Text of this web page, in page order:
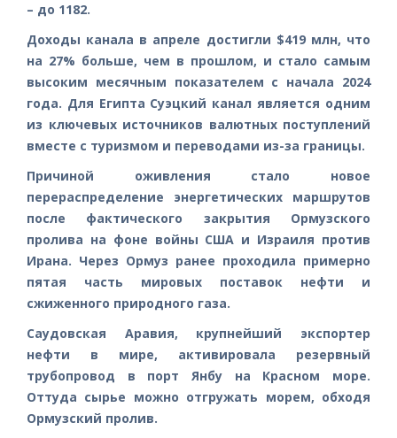
– до 1182.
Доходы канала в апреле достигли $419 млн, что
на 27% больше, чем в прошлом, и стало самым
высоким месячным показателем с начала 2024
года. Для Египта Суэцкий канал является одним
из ключевых источников валютных поступлений
вместе с туризмом и переводами из-за границы.
Причиной оживления стало новое
перераспределение энергетических маршрутов
после фактического закрытия Ормузского
пролива на фоне войны США и Израиля против
Ирана. Через Ормуз ранее проходила примерно
пятая часть мировых поставок нефти и
сжиженного природного газа.
Саудовская Аравия, крупнейший экспортер
нефти в мире, активировала резервный
трубопровод в порт Янбу на Красном море.
Оттуда сырье можно отгружать морем, обходя
Ормузский пролив.